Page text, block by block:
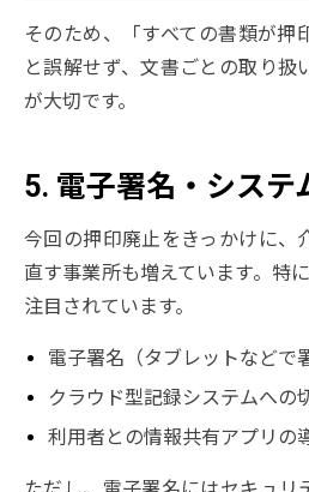
そのため、「すべての書類が押
と誤解せず、文書ごとの取り扱
が大切です。
5. 電子署名・システ
今回の押印廃止をきっかけに、
直す事業所も増えています。特
注目されています。
電子署名（タブレットなどで
クラウド型記録システムへの
利用者との情報共有アプリの